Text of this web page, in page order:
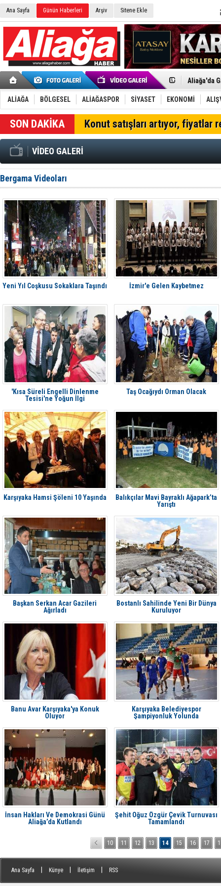
Ana Sayfa Günün Haberleri Arşiv Sitene Ekle
Aliağa'da
Furkan
Chp
AK Parti
SOCAR
Trafiği
Chp
ALİAĞA BÖLGESEL ALİAĞASPOR SİYASET EKONOMİ
SON DAKİKA Konut satışları artıyor, fiyatlar
VİDEO GALERİ
Bergama Videoları
Yeni Yıl Coşkusu Sokaklara Taşındı İzmir'e Gelen Kaybetmez
'Kısa Süreli Engelli Dinlenme
Tesisi'ne Yoğun İlgi
Taş Ocağıydı Orman Olacak
Karşıyaka Hamsi Şöleni 10 Yaşında
Balıkçılar Mavi Bayraklı Ağapark’ta
Yarıştı
Başkan Serkan Acar Gazileri
Ağırladı
Bostanlı Sahilinde Yeni Bir Dünya
Kuruluyor
Banu Avar Karşıyaka'ya Konuk
Oluyor
Karşıyaka Belediyespor
Şampiyonluk Yolunda
İnsan Hakları Ve Demokrasi Günü
Aliağa’da Kutlandı
Şehit Oğuz Özgür Çevik Turnuvası
Tamamlandı
10 11 12 13 14 15 16 17
Ana Sayfa Künye İletişim RSS